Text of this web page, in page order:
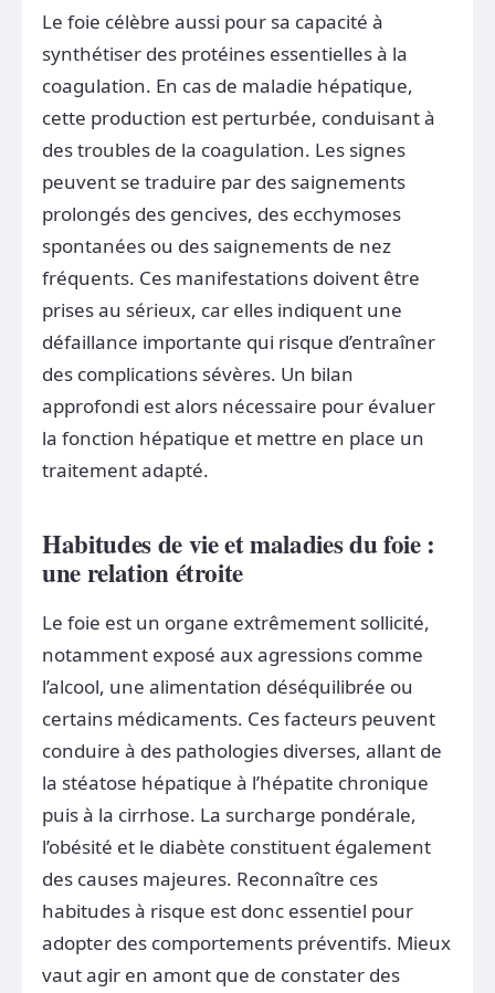
Le foie célèbre aussi pour sa capacité à
synthétiser des protéines essentielles à la
coagulation. En cas de maladie hépatique,
cette production est perturbée, conduisant à
des troubles de la coagulation. Les signes
peuvent se traduire par des saignements
prolongés des gencives, des ecchymoses
spontanées ou des saignements de nez
fréquents. Ces manifestations doivent être
prises au sérieux, car elles indiquent une
défaillance importante qui risque d’entraîner
des complications sévères. Un bilan
approfondi est alors nécessaire pour évaluer
la fonction hépatique et mettre en place un
traitement adapté.
Habitudes de vie et maladies du foie :
une relation étroite
Le foie est un organe extrêmement sollicité,
notamment exposé aux agressions comme
l’alcool, une alimentation déséquilibrée ou
certains médicaments. Ces facteurs peuvent
conduire à des pathologies diverses, allant de
la stéatose hépatique à l’hépatite chronique
puis à la cirrhose. La surcharge pondérale,
l’obésité et le diabète constituent également
des causes majeures. Reconnaître ces
habitudes à risque est donc essentiel pour
adopter des comportements préventifs. Mieux
vaut agir en amont que de constater des